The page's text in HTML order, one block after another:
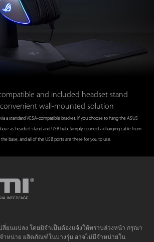
and included headset stand
convenient wall-mounted solution
a standard VESA-compatible bracket. If you choose to hang the ASUS
as headset stand and USB hub. Simply connect a charging cable from
base, and all of the USB ports are there for you to use.
ยนแปลง โดยมิจำเป็นต้องแจ้งให้ทราบล่วงหน้า กรุณา
ำหน่าย ผลิตภัณฑ์ในบางรุ่น อาจไม่มีจำหน่ายใน